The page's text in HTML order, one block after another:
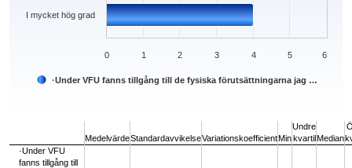
·Under VFU fanns tillgång till de fysiska förutsättningarna jag …
I mycket hög grad
0 1 2 3 4 5 6
MedelvärdeStandardavvikelseVariationskoefficientMin
Undre
kvartilMedian
·Under VFU
fanns tillgång till